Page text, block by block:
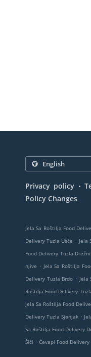
Privacy policy .
Policy Changes
Jela Sa Roštilja Food
Delivery Tuzla Ušće . Jela
Food Delivery Tuzla
njive . Jela Sa Roštilja
Delivery Tuzla Brdo . Jela
Roštilja Food Delivery
Jela Sa Roštilja Food
Delivery Tuzla Sjenjak .
Sa Roštilja Food Delivery
Šići . Ćevapi Food Delivery